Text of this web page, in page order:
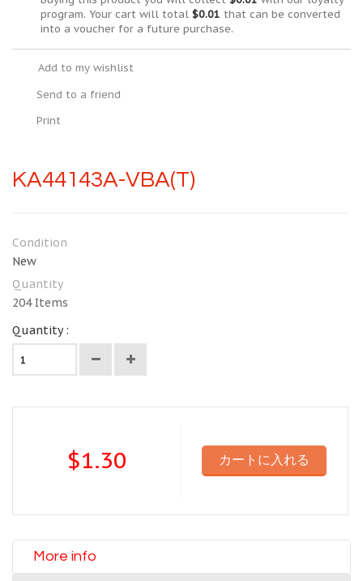
program. Your cart will total $0.01 that can be converted
into a voucher for a future purchase.
Add to my wishlist
Send to a friend
Print
KA44143A-VBA(T)
Condition
New
Quantity
204 Items
Quantity :
$1.30 カートに入れる
More info